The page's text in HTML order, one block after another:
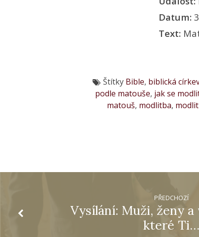
Datum:
Text:
Štítky Bible, biblická
podle matouše, jak se
matouš, modlitba,
PŘEDCHOZÍ
Vysílání: Muži, ženy
které Ti…